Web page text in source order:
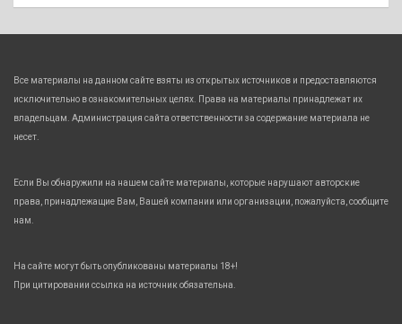
Все материалы на данном сайте взяты из открытых источников и предоставляются
исключительно в ознакомительных целях. Права на материалы принадлежат их
владельцам. Администрация сайта ответственности за содержание материала не
несет.
Если Вы обнаружили на нашем сайте материалы, которые нарушают авторские
права, принадлежащие Вам, Вашей компании или организации, пожалуйста, сообщите
нам.
На сайте могут быть опубликованы материалы 18+!
При цитировании ссылка на источник обязательна.